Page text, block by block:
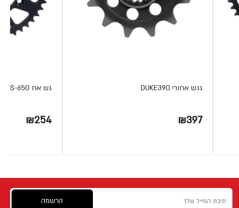
גגש אחורי DUKE390
₪397
גש אח KAWASAKI VERSYS-650
₪254
הרשמה